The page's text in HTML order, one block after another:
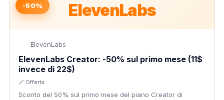
ElevenLabs
-50%
ElevenLabs
ElevenLabs Creator: -50% sul primo mese (11$
invece di 22$)
🔗 Offerta
Sconto del 50% sul primo mese del piano Creator di